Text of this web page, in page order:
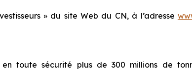
» du site Web du CN, à l’adresse
en toute sécurité plus de 300 millions de